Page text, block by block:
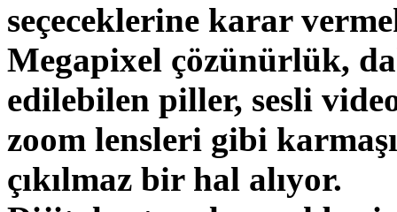
seçeceklerine karar
Megapixel çözünürlük,
edilebilen piller, sesli
zoom lensleri gibi
çıkılmaz bir hal alıyor.